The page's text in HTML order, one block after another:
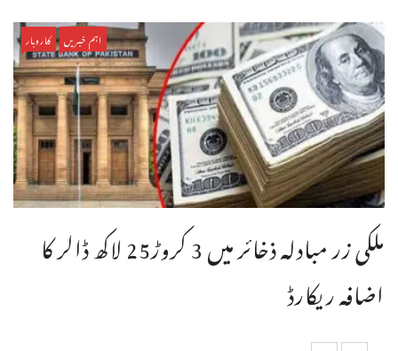
اہم خبریں کاروبار
ملکی زر مبادلہ ذخائر میں 3 کروڑ25 لاکھ ڈالر کا
اضافہ ریکارڈ